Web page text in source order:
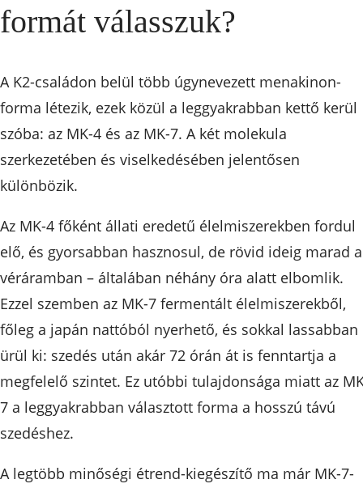
formát válasszuk?
A K2-családon belül több úgynevezett menakinon-
forma létezik, ezek közül a leggyakrabban kettő kerül
szóba: az MK-4 és az MK-7. A két molekula
szerkezetében és viselkedésében jelentősen
különbözik.
Az MK-4 főként állati eredetű élelmiszerekben fordul
elő, és gyorsabban hasznosul, de rövid ideig marad a
véráramban – általában néhány óra alatt elbomlik.
Ezzel szemben az MK-7 fermentált élelmiszerekből,
főleg a japán nattóból nyerhető, és sokkal lassabban
ürül ki: szedés után akár 72 órán át is fenntartja a
megfelelő szintet. Ez utóbbi tulajdonsága miatt az
7 a leggyakrabban választott forma a hosszú távú
szedéshez.
A legtöbb minőségi étrend-kiegészítő ma már MK-7-